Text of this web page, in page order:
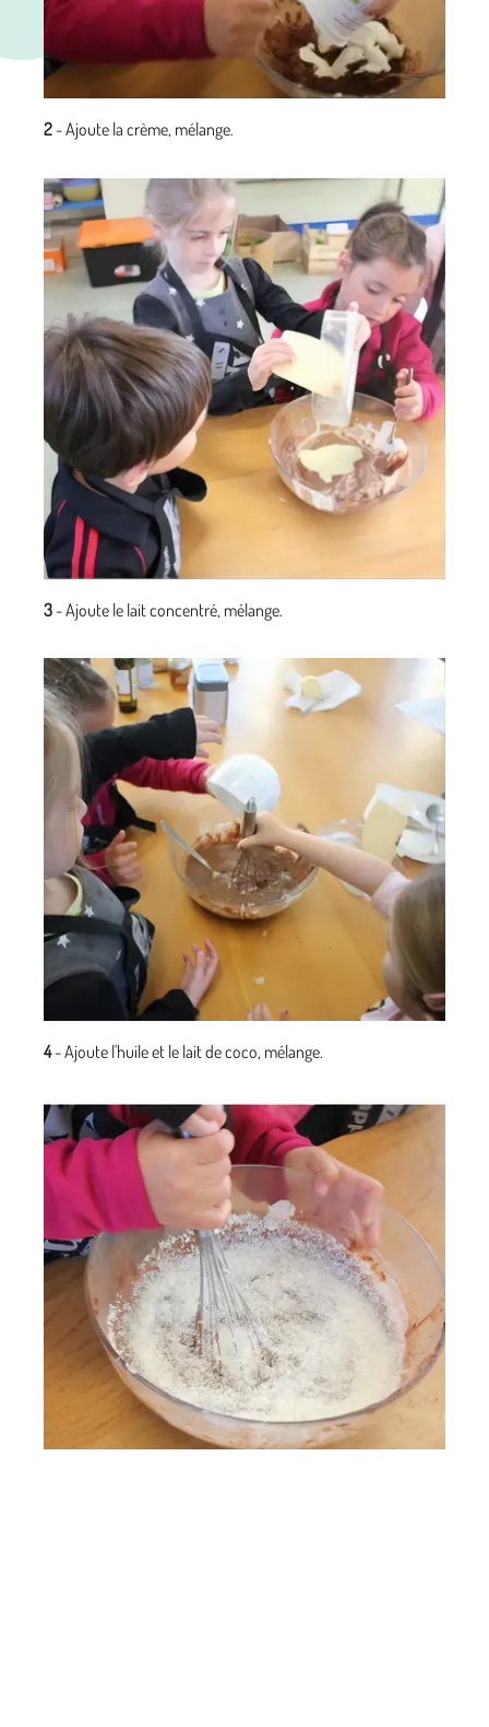
2- Ajoute la crème, mélange.
3- Ajoute le lait concentré, mélange.
4- Ajoute l'huile et le lait de coco, mélange.